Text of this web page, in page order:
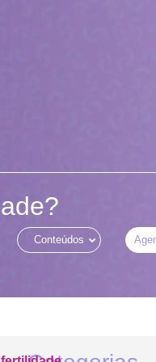
Conteúdos